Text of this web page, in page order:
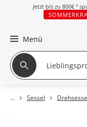
Jetzt bis zu 800€ ²
Menü
Sessel